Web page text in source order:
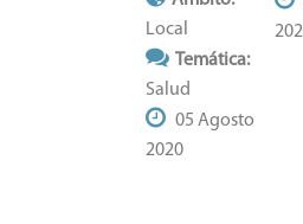
Local
Temática:
Salud
05 Agosto
2020